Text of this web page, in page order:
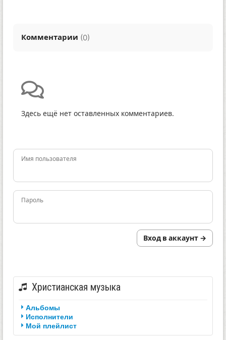
Комментарии (0)
Здесь ещё нет оставленных комментариев.
Имя пользователя
Пароль
Вход в аккаунт →
Христианская музыка
Альбомы
Исполнители
Мой плейлист